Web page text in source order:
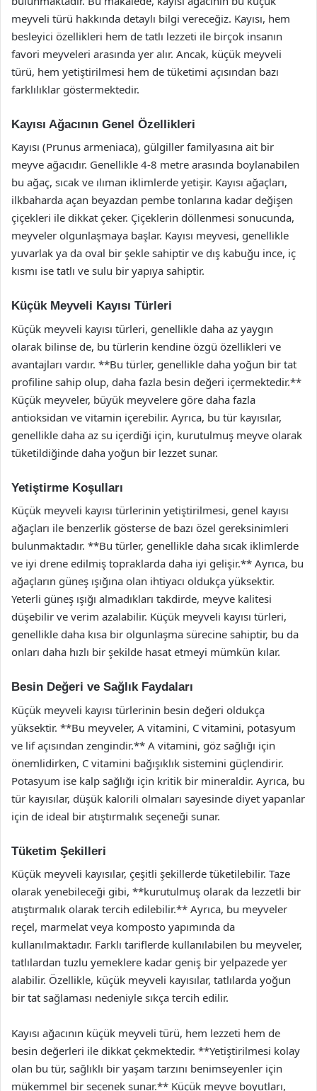
meyveli türü hakkında detaylı bilgi vereceğiz. Kayısı, hem
besleyici özellikleri hem de tatlı lezzeti ile birçok insanın
favori meyveleri arasında yer alır. Ancak, küçük meyveli
türü, hem yetiştirilmesi hem de tüketimi açısından bazı
farklılıklar göstermektedir.
Kayısı Ağacının Genel Özellikleri
Kayısı (Prunus armeniaca), gülgiller familyasına ait bir
meyve ağacıdır. Genellikle 4-8 metre arasında boylanabilen
bu ağaç, sıcak ve ılıman iklimlerde yetişir. Kayısı ağaçları,
ilkbaharda açan beyazdan pembe tonlarına kadar değişen
çiçekleri ile dikkat çeker. Çiçeklerin döllenmesi sonucunda,
meyveler olgunlaşmaya başlar. Kayısı meyvesi, genellikle
yuvarlak ya da oval bir şekle sahiptir ve dış kabuğu ince, iç
kısmı ise tatlı ve sulu bir yapıya sahiptir.
Küçük Meyveli Kayısı Türleri
Küçük meyveli kayısı türleri, genellikle daha az yaygın
olarak bilinse de, bu türlerin kendine özgü özellikleri ve
avantajları vardır. **Bu türler, genellikle daha yoğun bir tat
profiline sahip olup, daha fazla besin değeri içermektedir.**
Küçük meyveler, büyük meyvelere göre daha fazla
antioksidan ve vitamin içerebilir. Ayrıca, bu tür kayısılar,
genellikle daha az su içerdiği için, kurutulmuş meyve olarak
tüketildiğinde daha yoğun bir lezzet sunar.
Yetiştirme Koşulları
Küçük meyveli kayısı türlerinin yetiştirilmesi, genel kayısı
ağaçları ile benzerlik gösterse de bazı özel gereksinimleri
bulunmaktadır. **Bu türler, genellikle daha sıcak iklimlerde
ve iyi drene edilmiş topraklarda daha iyi gelişir.** Ayrıca, bu
ağaçların güneş ışığına olan ihtiyacı oldukça yüksektir.
Yeterli güneş ışığı almadıkları takdirde, meyve kalitesi
düşebilir ve verim azalabilir. Küçük meyveli kayısı türleri,
genellikle daha kısa bir olgunlaşma sürecine sahiptir, bu da
onları daha hızlı bir şekilde hasat etmeyi mümkün kılar.
Besin Değeri ve Sağlık Faydaları
Küçük meyveli kayısı türlerinin besin değeri oldukça
yüksektir. **Bu meyveler, A vitamini, C vitamini, potasyum
ve lif açısından zengindir.** A vitamini, göz sağlığı için
önemlidirken, C vitamini bağışıklık sistemini güçlendirir.
Potasyum ise kalp sağlığı için kritik bir mineraldir. Ayrıca, bu
tür kayısılar, düşük kalorili olmaları sayesinde diyet yapanlar
için de ideal bir atıştırmalık seçeneği sunar.
Tüketim Şekilleri
Küçük meyveli kayısılar, çeşitli şekillerde tüketilebilir. Taze
olarak yenebileceği gibi, **kurutulmuş olarak da lezzetli bir
atıştırmalık olarak tercih edilebilir.** Ayrıca, bu meyveler
reçel, marmelat veya komposto yapımında da
kullanılmaktadır. Farklı tariflerde kullanılabilen bu meyveler,
tatlılardan tuzlu yemeklere kadar geniş bir yelpazede yer
alabilir. Özellikle, küçük meyveli kayısılar, tatlılarda yoğun
bir tat sağlaması nedeniyle sıkça tercih edilir.
Kayısı ağacının küçük meyveli türü, hem lezzeti hem de
besin değerleri ile dikkat çekmektedir. **Yetiştirilmesi kolay
olan bu tür, sağlıklı bir yaşam tarzını benimseyenler için
mükemmel bir seçenek sunar.** Küçük meyve boyutları,